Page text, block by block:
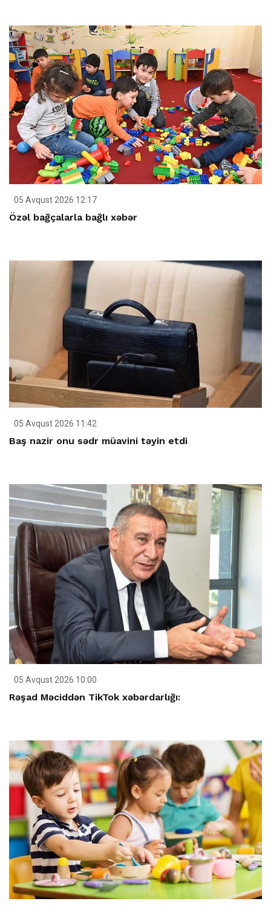
05 Avqust 2026 12:17
Özəl bağçalarla bağlı xəbər
05 Avqust 2026 11:42
Baş nazir onu sədr müavini təyin etdi
05 Avqust 2026 10:00
Rəşad Məciddən TikTok xəbərdarlığı: